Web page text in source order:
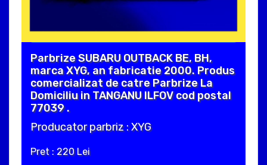
Parbrize SUBARU OUTBACK BE, BH,
marca XYG, an fabricatie 2000. Produs
comercializat de catre Parbrize La
Domiciliu in TANGANU ILFOV cod postal
77039 .
Producator parbriz : XYG
Pret : 220 Lei